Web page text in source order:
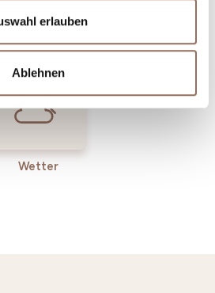
erlauben
Ablehnen
Wetter